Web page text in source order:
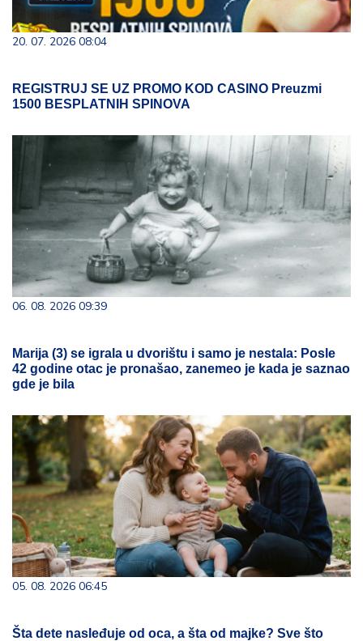
20. 07. 2026 08:04
REGISTRUJ SE UZ PROMO KOD CASINO Preuzmi
1500 BESPLATNIH SPINOVA
06. 08. 2026 09:39
Marija (3) se igrala u dvorištu i samo je nestala: Posle
42 godine otac je pronašao, zanemeo je kada je saznao
gde je bila
05. 08. 2026 06:45
Šta dete nasleđuje od oca, a šta od majke? Sve što